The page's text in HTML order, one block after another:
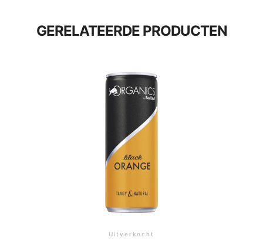
GERELATEERDE PRODUCTEN
Uitverkocht